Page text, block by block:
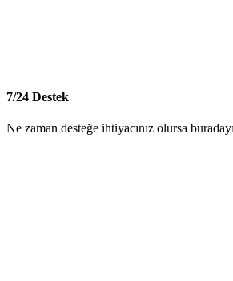
7/24 Destek
Ne zaman desteğe ihtiyacınız olursa